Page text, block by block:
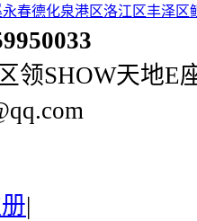
永春德化泉港区洛江区丰泽区
领SHOW天地E
|